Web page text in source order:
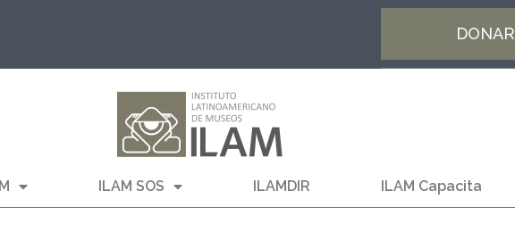
DONAR
ILAM SOS ILAMDIR ILAM Capacita